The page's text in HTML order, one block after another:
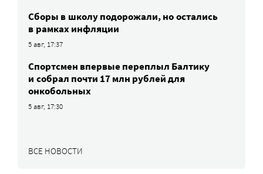
Сборы в школу подорожали, но остались
в рамках инфляции
5 авг, 17:37
Спортсмен впервые переплыл Балтику
и собрал почти 17 млн рублей для
онкобольных
5 авг, 17:30
ВСЕ НОВОСТИ